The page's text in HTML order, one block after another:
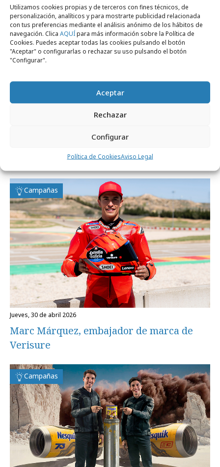
Utilizamos cookies propias y de terceros con fines técnicos, de
personalización, analíticos y para mostrarte publicidad relacionada
con tus preferencias mediante el análisis anónimo de los hábitos de
navegación. Clica AQUÍpara más información sobre la Política de
Cookies. Puedes aceptar todas las cookies pulsando el botón
"Aceptar" o configurarlas o rechazar su uso pulsando el botón
"Configurar".
Aceptar
Rechazar
Configurar
Política de CookiesAviso Legal
Campañas
Marc Márquez protagoniza la nueva
campaña de Verisure
Campañas
jueves, 30 de abril 2026
Marc Márquez, embajador de marca de
Verisure
Campañas